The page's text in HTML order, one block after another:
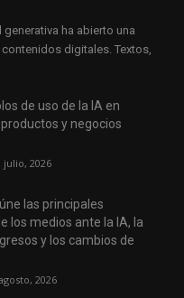
ha abierto una
digitales. Textos,
de uso de la IA en
y negocios
julio, 2026
las principales
los medios ante la IA, la
y los cambios de
2026